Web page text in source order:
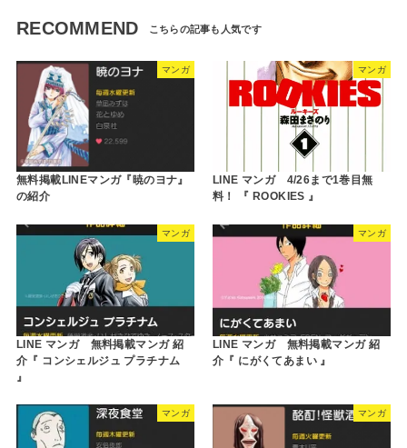
RECOMMEND
マンガ
無料掲載LINEマンガ『暁のヨナ』
の紹介
マンガ
LINE マンガ 4/26まで1巻目無
料！ 『 ROOKIES 』
マンガ
LINE マンガ 無料掲載マンガ 紹
介『 コンシェルジュ プラチナム
』
マンガ
LINE マンガ 無料掲載マンガ 紹
介『 にがくてあまい 』
マンガ マンガ